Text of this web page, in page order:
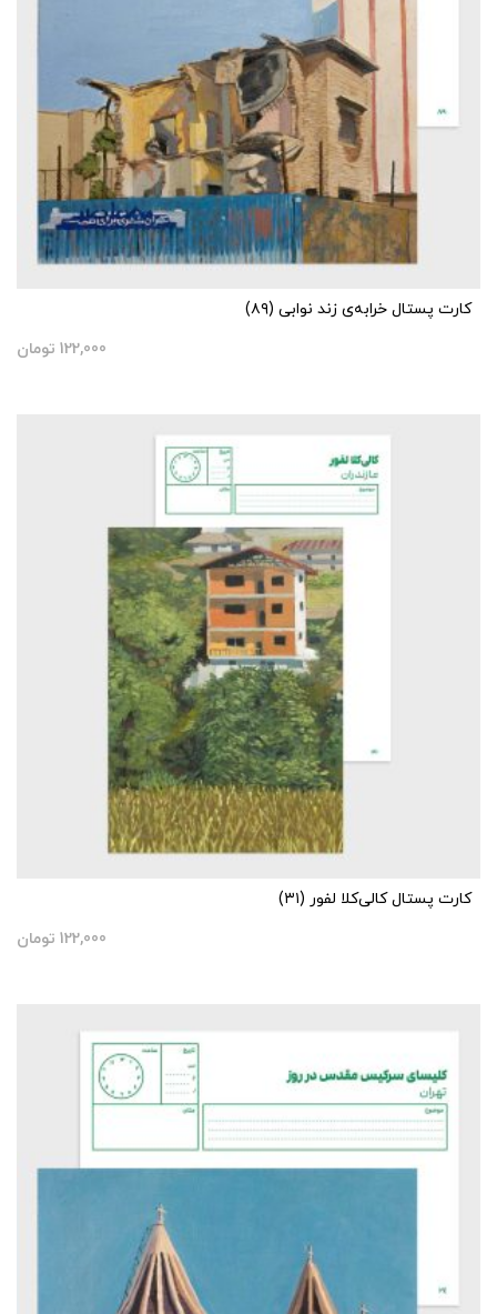
کارت پستال خرابه‌ی زند نوابی (۸۹)
122,000 تومان
کارت پستال کالی‌کلا لفور (۳۱)
122,000 تومان